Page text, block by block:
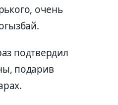
очень
подтвердил
подарив